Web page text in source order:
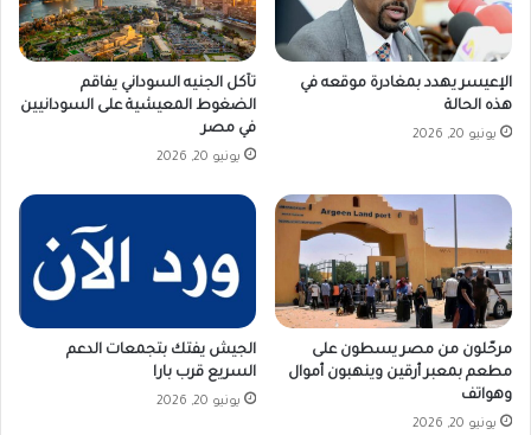
الإعيسر يهدد بمغادرة موقعه في
هذه الحالة
يونيو 20, 2026
تآكل الجنيه السوداني يفاقم
الضغوط المعيشية على السودانيين
في مصر
يونيو 20, 2026
مرحّلون من مصر يسطون على
مطعم بمعبر أرقين وينهبون أموال
وهواتف
يونيو 20, 2026
الجيش يفتك بتجمعات الدعم
السريع قرب بارا
يونيو 20, 2026